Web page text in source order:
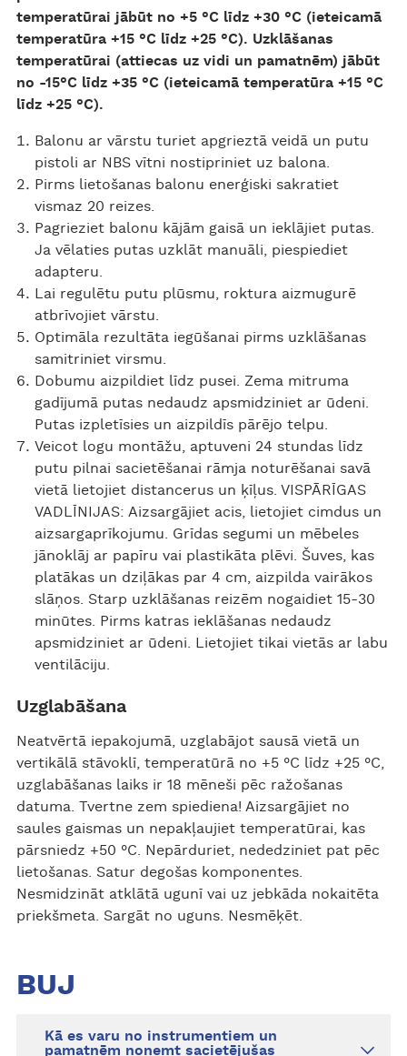
temperatūrai jābūt no +5 °C līdz +30 °C (ieteicamā
temperatūra +15 °C līdz +25 °C). Uzklāšanas
temperatūrai (attiecas uz vidi un pamatnēm) jābūt
no -15°C līdz +35 °C (ieteicamā temperatūra +15 °C
līdz +25 °C).
Balonu ar vārstu turiet apgrieztā veidā un putu
pistoli ar NBS vītni nostipriniet uz balona.
Pirms lietošanas balonu enerģiski sakratiet
vismaz 20 reizes.
Pagrieziet balonu kājām gaisā un ieklājiet putas.
Ja vēlaties putas uzklāt manuāli, piespiediet
adapteru.
Lai regulētu putu plūsmu, roktura aizmugurē
atbrīvojiet vārstu.
Optimāla rezultāta iegūšanai pirms uzklāšanas
samitriniet virsmu.
Dobumu aizpildiet līdz pusei. Zema mitruma
gadījumā putas nedaudz apsmidziniet ar ūdeni.
Putas izpletīsies un aizpildīs pārējo telpu.
Veicot logu montāžu, aptuveni 24 stundas līdz
putu pilnai sacietēšanai rāmja noturēšanai savā
vietā lietojiet distancerus un ķīļus. VISPĀRĪGAS
VADLĪNIJAS: Aizsargājiet acis, lietojiet cimdus un
aizsargaprīkojumu. Grīdas segumi un mēbeles
jānoklāj ar papīru vai plastikāta plēvi. Šuves, kas
platākas un dziļākas par 4 cm, aizpilda vairākos
slāņos. Starp uzklāšanas reizēm nogaidiet 15-30
minūtes. Pirms katras ieklāšanas nedaudz
apsmidziniet ar ūdeni. Lietojiet tikai vietās ar labu
ventilāciju.
Uzglabāšana
Neatvērtā iepakojumā, uzglabājot sausā vietā un
vertikālā stāvoklī, temperatūrā no +5 °C līdz +25 °C,
uzglabāšanas laiks ir 18 mēneši pēc ražošanas
datuma. Tvertne zem spiediena! Aizsargājiet no
saules gaismas un nepakļaujiet temperatūrai, kas
pārsniedz +50 °C. Nepārduriet, nededziniet pat pēc
lietošanas. Satur degošas komponentes.
Nesmidzināt atklātā ugunī vai uz jebkāda nokaitēta
priekšmeta. Sargāt no uguns. Nesmēķēt.
BUJ
Kā es varu no instrumentiem un
pamatnēm noņemt sacietējušas